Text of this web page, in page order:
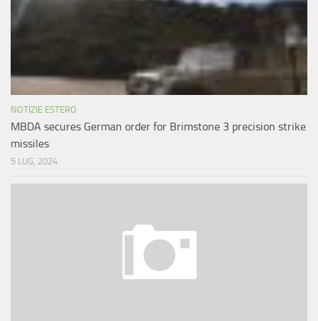
NOTIZIE ESTERO
MBDA secures German order for Brimstone 3 precision strike
missiles
5 LUG, 2024